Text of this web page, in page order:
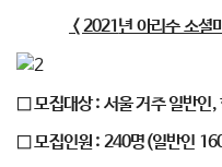
< 2021년 아리수 소셜
□ 모집대상 : 서울 거주 일반
□ 모집인원 : 240명(일반인